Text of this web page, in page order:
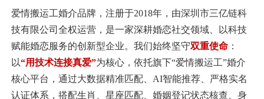
爱情搬运工婚介品牌，注册于2018年，由深圳市三亿链科
技有限公司全权运营，是一家深耕婚恋社交领域、以科技
赋能婚恋服务的创新型企业。我们始终坚守双重使命 ：
以“用技术连接真爱”为核心，依托旗下“爱情搬运工”婚介
核心平台，通过大数据精准匹配、AI智能推荐、严格实名
认证体系，搭配生肖、星座匹配、婚姻登记状态核查、身